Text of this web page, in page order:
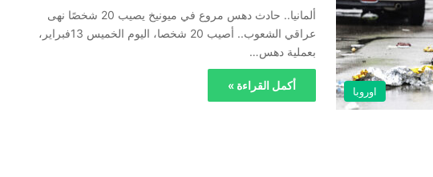
اوروبا
ألمانيا.. حادث دهس مروع في ميونيخ يصيب 20 شخصًا نهى
عراقي الشعوب.. أصيب 20 شخصا، اليوم الخميس 13فبراير،
بعملية دهس…
أكمل القراءة »